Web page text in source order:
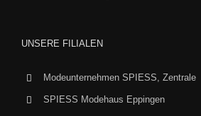
UNSERE FILIALEN
Modeunternehmen SPIESS, Zentrale
SPIESS Modehaus Eppingen